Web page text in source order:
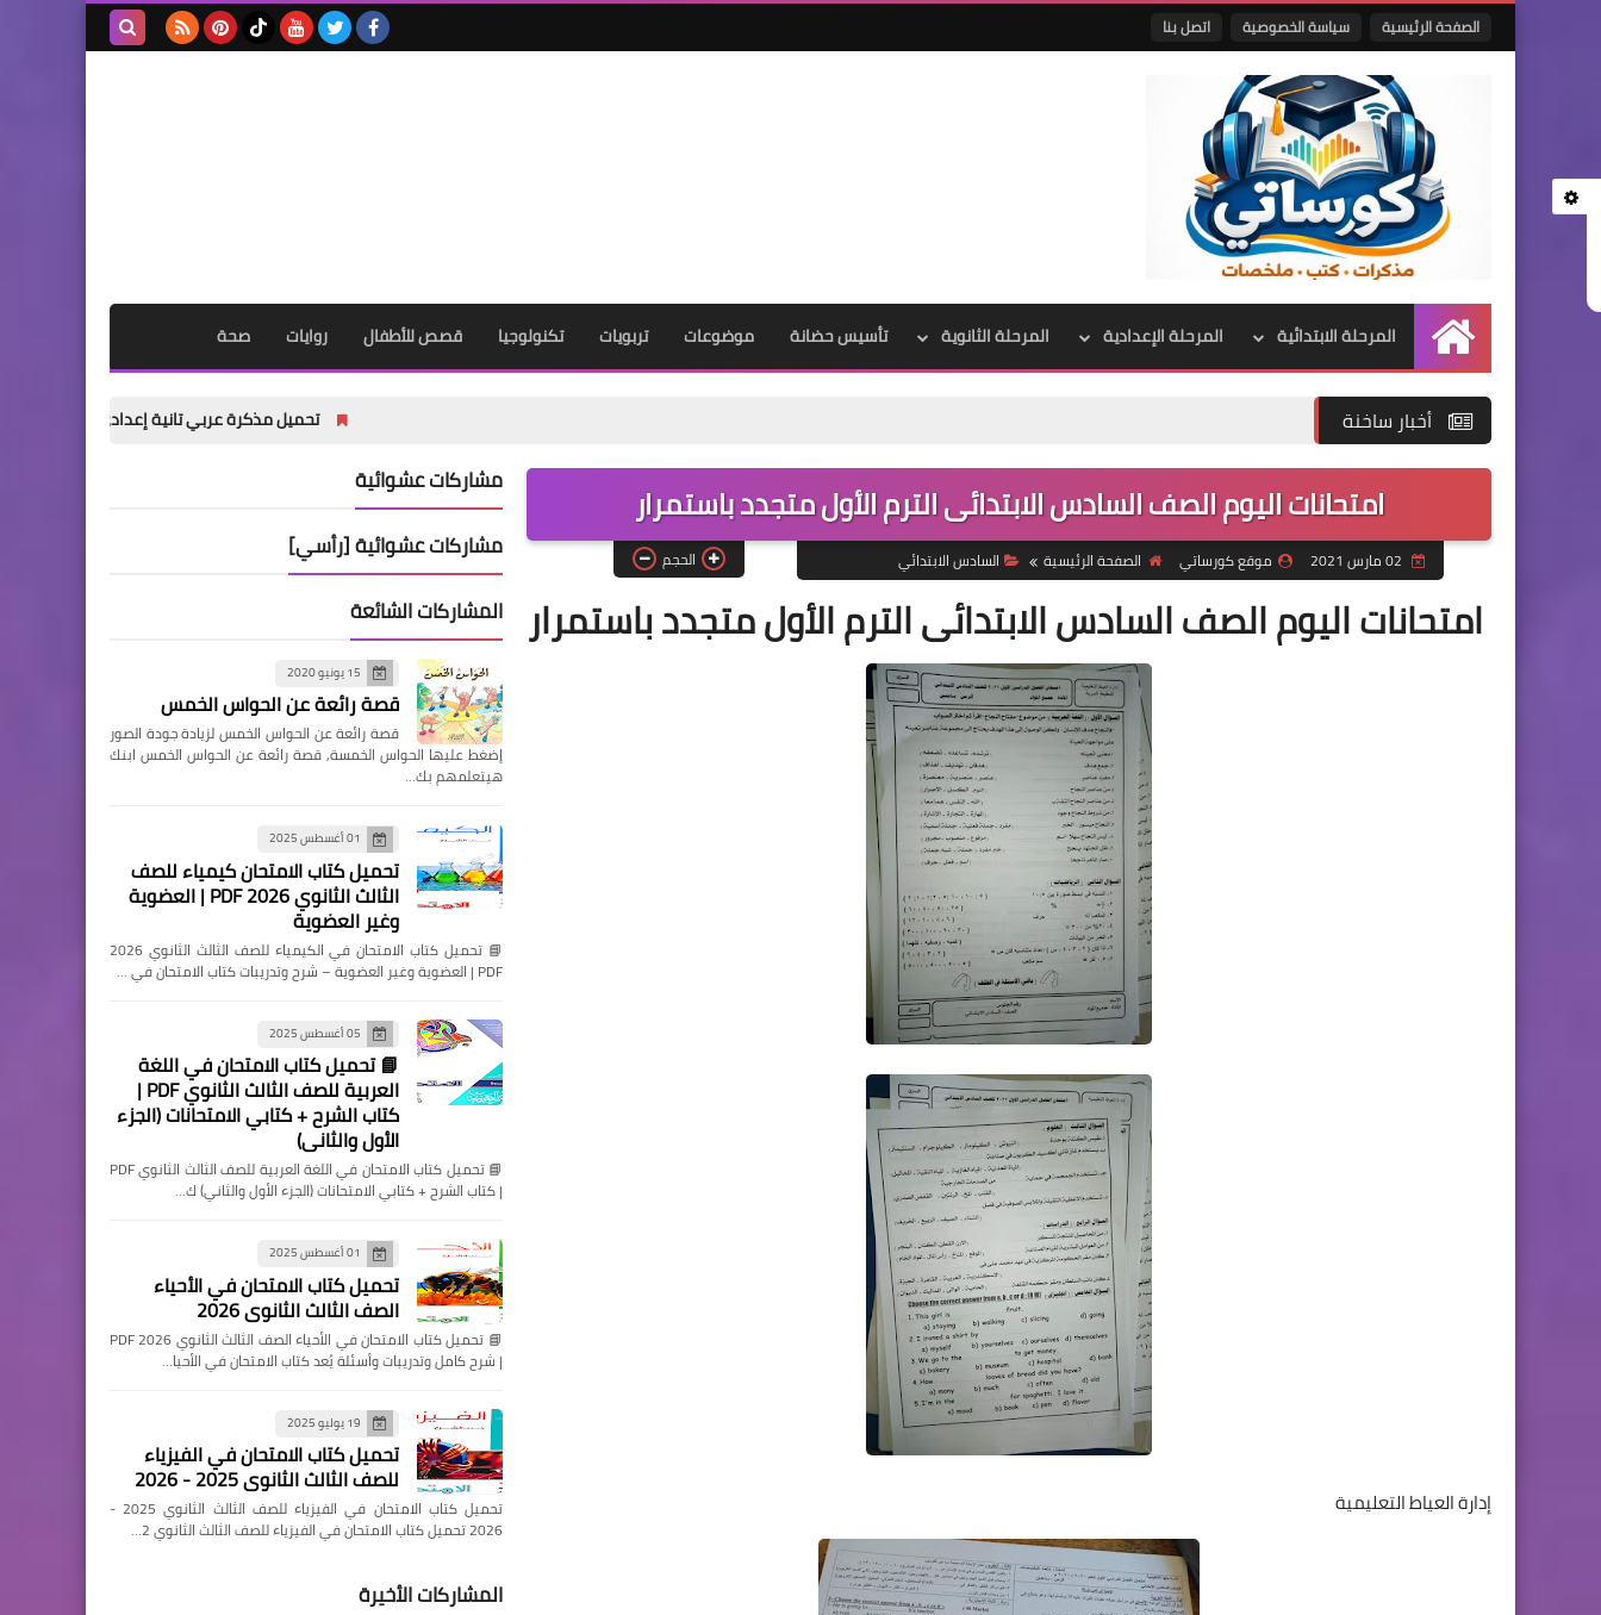
الصفحة الرئيسية سياسة الخصوصية اتصل بنا
الرئيسية
المرحلة الابتدائية المرحلة الإعدادية المرحلة الثانوية تأسيس حضانة موضوعات تربويات تكنولوجيا قصص للأطفال روايات صحة
أخبار ساخنة تحميل مذكرة عربي تانية إعدادي ترم أول 2027 PDF | شرح شامل للأستاذ أكرم مؤمن
امتحانات اليوم الصف السادس الابتدائى الترم الأول متجدد باستمرار
موقع كورساتي الصفحة الرئيسية السادس الابتدائي الحجم
امتحانات اليوم الصف السادس الابتدائى الترم الأول متجدد باستمرار
إدارة العياط التعليمية
مشاركات عشوائية
مشاركات عشوائية [رأسي]
المشاركات الشائعة
15 يونيو 2020
قصة رائعة عن الحواس الخمس
قصة رائعة عن الحواس الخمس لزيادة جودة الصور
إضغط عليها الحواس الخمسة, قصة رائعة عن الحواس الخمس ابنك
هيتعلمهم بك…
01 أغسطس 2025
تحميل كتاب الامتحان كيمياء للصف
الثالث الثانوي 2026 PDF | العضوية
وغير العضوية
📘 تحميل كتاب الامتحان في الكيمياء للصف الثالث الثانوي 2026
PDF | العضوية وغير العضوية – شرح وتدريبات كتاب الامتحان في …
05 أغسطس 2025
📘 تحميل كتاب الامتحان في اللغة
العربية للصف الثالث الثانوي PDF |
كتاب الشرح + كتابي الامتحانات (الجزء
الأول والثاني)
📘 تحميل كتاب الامتحان في اللغة العربية للصف الثالث الثانوي PDF
| كتاب الشرح + كتابي الامتحانات (الجزء الأول والثاني) ك…
01 أغسطس 2025
تحميل كتاب الامتحان في الأحياء
الصف الثالث الثانوي 2026
📘 تحميل كتاب الامتحان في الأحياء الصف الثالث الثانوي 2026 PDF
| شرح كامل وتدريبات وأسئلة يُعد كتاب الامتحان في الأحيا…
19 يوليو 2025
تحميل كتاب الامتحان في الفيزياء
للصف الثالث الثانوي 2025 - 2026
تحميل كتاب الامتحان في الفيزياء للصف الثالث الثانوي 2025 -
2026 تحميل كتاب الامتحان في الفيزياء للصف الثالث الثانوي 2…
المشاركات الأخيرة